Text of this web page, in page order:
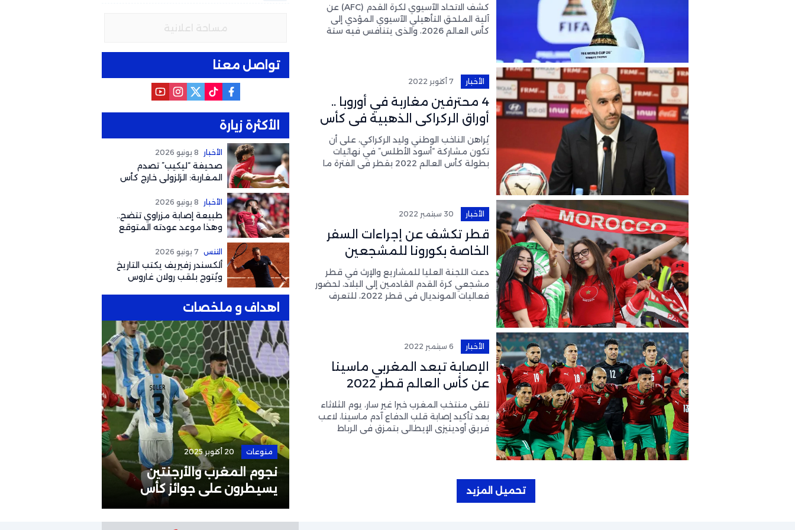
كشف الاتحاد الآسيوي لكرة القدم (AFC) عن
آلية الملحق التأهيلي الآسيوي المؤدي إلى
كأس العالم 2026، والذي يتنافس فيه ستة
الأخبار 7 أكتوبر 2022
4 محترفين مغاربة في أوروبا ..
أوراق الركراكي الذهبية في كأس
العالم
يُراهن الناخب الوطني وليد الركراكي، على أن
تكون مشاركة “أسود الأطلس” في نهائيات
بطولة كأس العالم 2022 بقطر في الفترة ما
الأخبار 30 سبتمبر 2022
قطر تكشف عن إجراءات السفر
الخاصة بكورونا للمشجعين
القادمين لحضور المونديال
دعت اللجنة العليا للمشاريع والإرث في قطر
مشجعي كرة القدم القادمين إلى البلاد، لحضور
فعاليات المونديال في قطر 2022، للتعرف
الأخبار 6 سبتمبر 2022
الإصابة تبعد المغربي ماسينا
عن كأس العالم قطر 2022
تلقى منتخب المغرب خبرا غير سار، يوم الثلاثاء
بعد تأكيد إصابة قلب الدفاع آدم ماسينا، لاعب
فريق أودينيزي الإيطالي بتمزق في الرباط
تحميل المزيد
مساحة اعلانية
تواصل معنا
الأكثرة زيارة
الأخبار 8 يونيو 2026
صحيفة “ليكيب” تصدم
المغاربة: الزلزولي خارج كأس
لهذا التوقيت
الأخبار 8 يونيو 2026
طبيعة إصابة مزراوي تتضح..
وهذا موعد عودته المتوقع
التنس 7 يونيو 2026
ألكسندر زفيريف يكتب التاريخ
ويُتوج بلقب رولان غاروس
اهداف و ملخصات
منوعات 20 أكتوبر 2025
نجوم المغرب والأرجنتين
يسيطرون على جوائز كأس
العالم تحت 20 سنة
بالعربية والإسبانية